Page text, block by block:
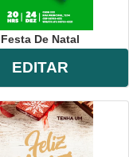
Festa De Natal
EDITAR